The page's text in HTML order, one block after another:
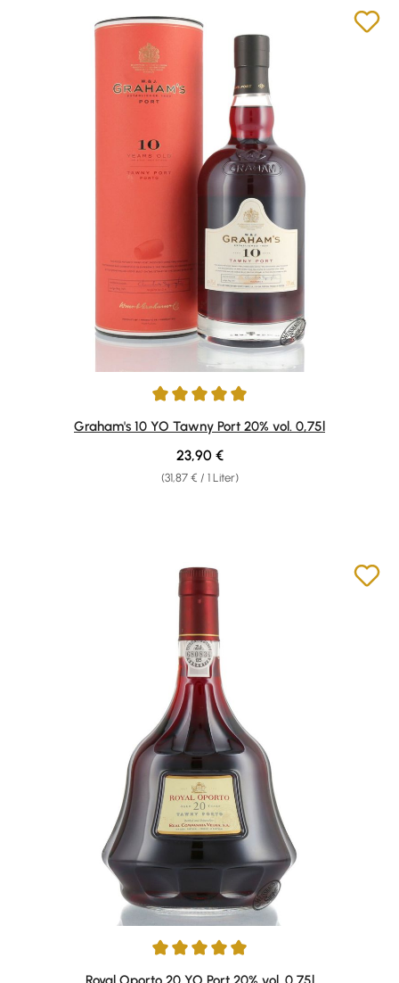
Durchschnittliche Bewertung von 5 von 5 Sternen
Graham's 10 YO Tawny Port 20% vol. 0,75l
(31,87 € / 1 Liter)
Regulärer Preis:
23,90 €
Durchschnittliche Bewertung von 4.9 von 5 Sternen